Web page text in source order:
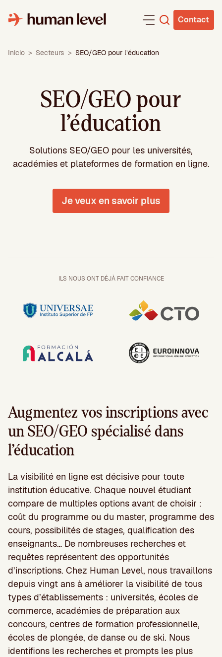
au
contenu
Contact
Inicio > Secteurs > SEO/GEO pour l’éducation
SEO/GEO pour
l’éducation
Solutions SEO/GEO pour les universités,
académies et plateformes de formation en ligne.
Je veux en savoir plus
ILS NOUS ONT DÉJÀ FAIT CONFIANCE
Augmentez vos inscriptions avec
un SEO/GEO spécialisé dans
l’éducation
La visibilité en ligne est décisive pour toute
institution éducative. Chaque nouvel étudiant
compare de multiples options avant de choisir :
coût du programme ou du master, programme des
cours, possibilités de stages, qualification des
enseignants… De nombreuses recherches et
requêtes représentent des opportunités
d’inscriptions. Chez Human Level, nous travaillons
depuis vingt ans à améliorer la visibilité de tous
types d’établissements : universités, écoles de
commerce, académies de préparation aux
concours, centres de formation professionnelle,
écoles de plongée, de danse ou de ski. Nous
identifions les recherches et prompts les plus